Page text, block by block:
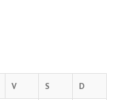
V S D